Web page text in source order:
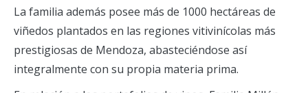
La familia además posee más de 1000 hectáreas de
viñedos plantados en las regiones vitivinícolas más
prestigiosas de Mendoza, abasteciéndose así
integralmente con su propia materia prima.